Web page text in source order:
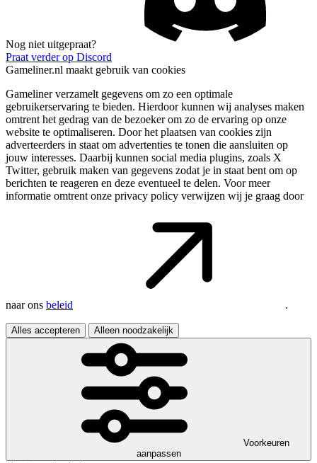
Nog niet uitgepraat?
Praat verder op Discord
Gameliner.nl maakt gebruik van cookies
Gameliner verzamelt gegevens om zo een optimale
gebruikerservaring te bieden. Hierdoor kunnen wij analyses maken
omtrent het gedrag van de bezoeker om zo de ervaring op onze
website te optimaliseren. Door het plaatsen van cookies zijn
adverteerders in staat om advertenties te tonen die aansluiten op
jouw interesses. Daarbij kunnen social media plugins, zoals X
Twitter, gebruik maken van gegevens zodat je in staat bent om op
berichten te reageren en deze eventueel te delen. Voor meer
informatie omtrent onze privacy policy verwijzen wij je graag door
naar ons beleid .
Alles accepteren Alleen noodzakelijk
Voorkeuren
aanpassen